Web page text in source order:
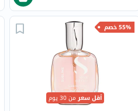
55% خصم
أقل سعرمن 30 يوم